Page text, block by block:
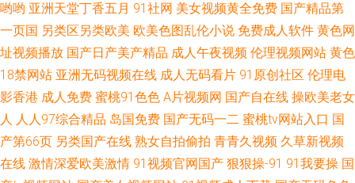
哟哟 亚洲天堂丁香五月 91社网 美女视频黄全免费 国产精品第
一页国 另类区另类欧美 欧美色图乱伦小说 免费成人软件 黄色网
址视频播放 国产日产美产精品 成人午夜视频 伦理视频网站 黄色
18禁网站 亚洲无码视频在线 成人无码看片 91原创社区 伦理电
影香港 成人免费 蜜桃91色色 A片视频网 国产自在线 操欧美老女
人 人人97综合精品 岛国免费 国产无码一二 蜜桃tv网站入口 国
产第66页 另类国产在线 熟女自拍偷拍 青青久视频 久草新视频
在线 激情深爱欧美激情 91视频官网国产 狠狠操-91 91我要操 国